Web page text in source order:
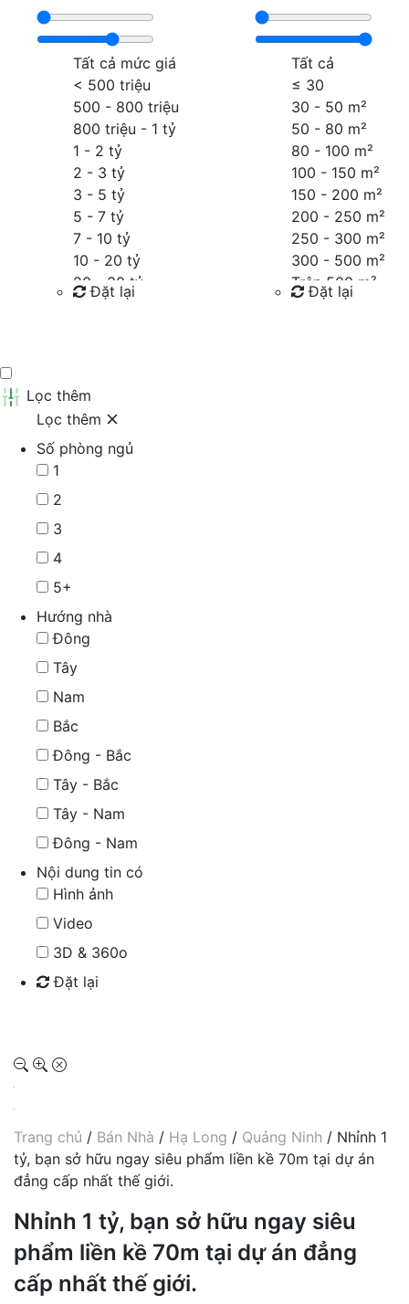
Tất cả mức giá
< 500 triệu
500 - 800 triệu
800 triệu - 1 tỷ
1 - 2 tỷ
2 - 3 tỷ
3 - 5 tỷ
5 - 7 tỷ
7 - 10 tỷ
10 - 20 tỷ
20 - 30 tỷ
30 - 40 tỷ
Đặt lại
Tất cả
≤ 30
30 - 50 m²
50 - 80 m²
80 - 100 m²
100 - 150 m²
150 - 200 m²
200 - 250 m²
250 - 300 m²
300 - 500 m²
Trên 500 m²
Đặt lại
Lọc thêm
Lọc thêm
Số phòng ngủ
1
2
3
4
5+
Hướng nhà
Đông
Tây
Nam
Bắc
Đông - Bắc
Tây - Bắc
Tây - Nam
Đông - Nam
Nội dung tin có
Hình ảnh
Video
3D & 360o
Đặt lại
Trang chủ / Bán Nhà / Hạ Long / Quảng Ninh / Nhỉnh 1
tỷ, bạn sở hữu ngay siêu phẩm liền kề 70m tại dự án
đẳng cấp nhất thế giới.
Nhỉnh 1 tỷ, bạn sở hữu ngay siêu
phẩm liền kề 70m tại dự án đẳng
cấp nhất thế giới.